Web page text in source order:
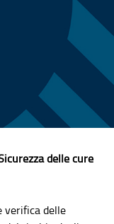
delle cure
verifica delle